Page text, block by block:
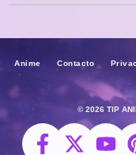
Anime Contacto
© 2026 TIP